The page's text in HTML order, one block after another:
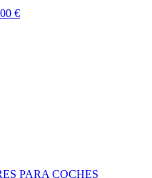
€
PARA COCHES